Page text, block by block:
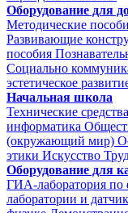
Оборудование для
Методические
Развивающие
пособия
Социально
эстетическое
Начальная школа
Технические
информатика
(окружающий мир)
этики Искусство
Оборудование для
ГИА-лаборатория по
лаборатории и